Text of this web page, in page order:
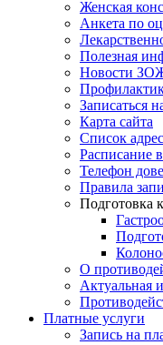
Женская
Анкета по
Полезная
Новости
Записаться
Карта сайта
Список
Расписание
Телефон
Правила
Подготовка
О
Актуальная
Платные услуги
Запись на